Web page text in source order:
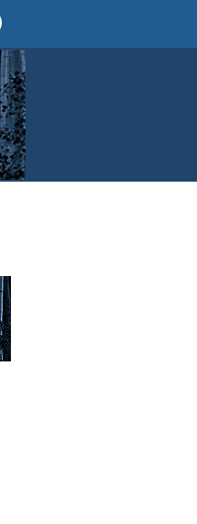
exterior